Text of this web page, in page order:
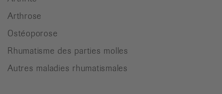
Arthrose
Ostéoporose
Rhumatisme des parties molles
Autres maladies rhumatismales